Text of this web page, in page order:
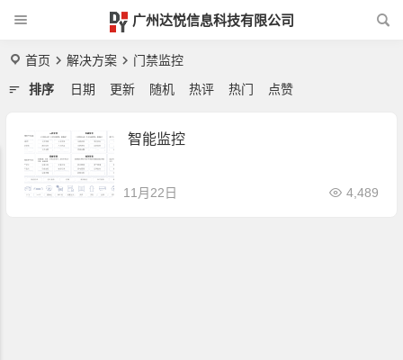
广州达悦信息科技有限公司
首页 解决方案
门禁监控
排序
日期 更新 随机 热评 热门 点赞
智能监控
11月22日 4,489